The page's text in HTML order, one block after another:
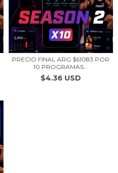
PRECIO FINAL ARG $61083 POR
10 PROGRAMAS...
$4.36 USD